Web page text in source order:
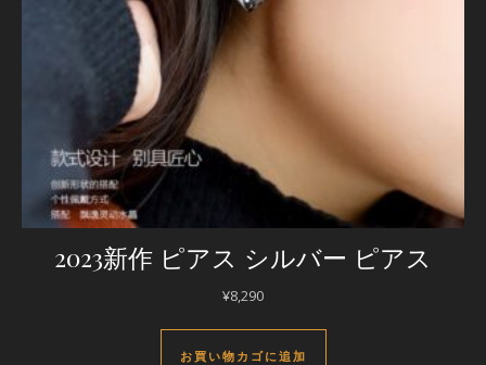
2023新作 ピアス シルバー ピアス
¥8,290
お買い物カゴに追加